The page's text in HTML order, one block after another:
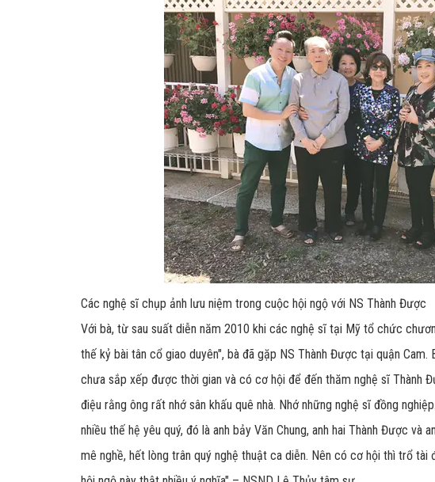
Các nghệ sĩ chụp ảnh lưu niệm trong cuộc hội ngộ với NS Thành Được
Với bà, từ sau suất diễn năm 2010 khi các nghệ sĩ tại Mỹ tổ chức
thế kỷ bài tân cổ giao duyên", bà đã gặp NS Thành Được tại quận
chưa sắp xếp được thời gian và có cơ hội để đến thăm nghệ sĩ Thành
điệu rằng ông rất nhớ sân khấu quê nhà. Nhớ những nghệ sĩ đồng
nhiều thế hệ yêu quý, đó là anh bảy Văn Chung, anh hai Thành Được và
mê nghề, hết lòng trân quý nghệ thuật ca diễn. Nên có cơ hội thì trổ